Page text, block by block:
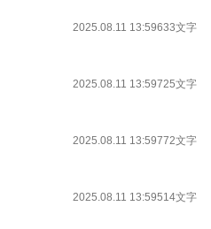
2025.08.11 13:59633文字
2025.08.11 13:59725文字
2025.08.11 13:59772文字
2025.08.11 13:59514文字